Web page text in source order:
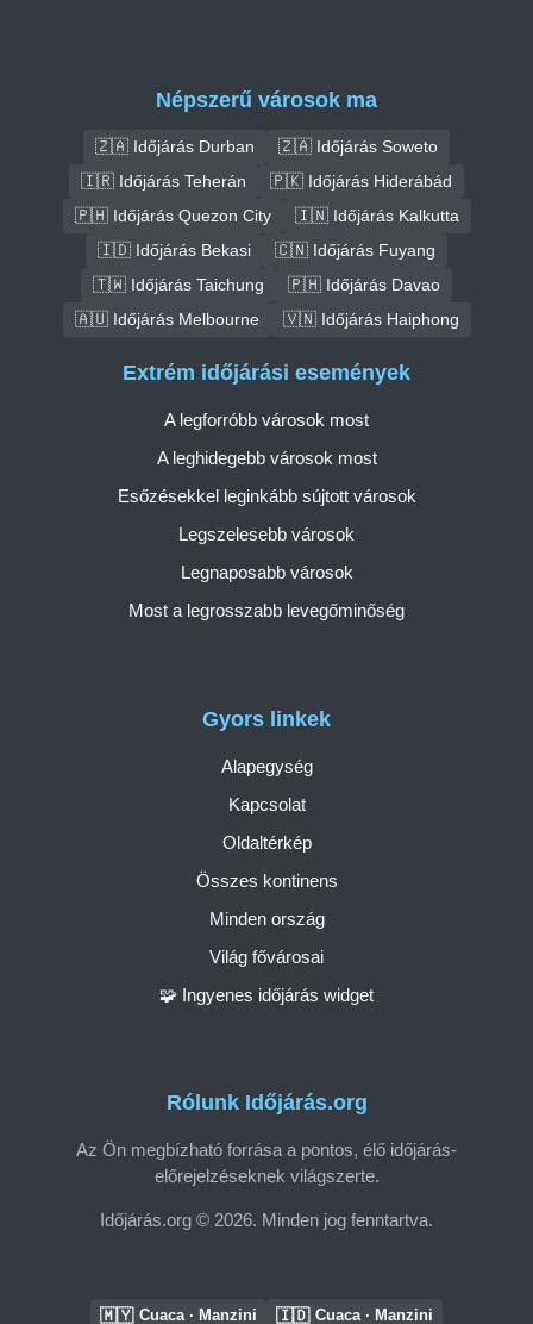
Népszerű városok ma
🇿🇦 Időjárás Durban
🇿🇦 Időjárás Soweto
🇮🇷 Időjárás Teherán
🇵🇰 Időjárás Hiderábád
🇵🇭 Időjárás Quezon City
🇮🇳 Időjárás Kalkutta
🇮🇩 Időjárás Bekasi
🇨🇳 Időjárás Fuyang
🇹🇼 Időjárás Taichung
🇵🇭 Időjárás Davao
🇦🇺 Időjárás Melbourne
🇻🇳 Időjárás Haiphong
Rólunk Időjárás.org
Az Ön megbízható forrása a pontos, élő időjárás-
előrejelzéseknek világszerte.
Időjárás.org © 2026. Minden jog fenntartva.
Gyors linkek
Alapegység
Kapcsolat
Oldaltérkép
Összes kontinens
Minden ország
Világ fővárosai
🧩 Ingyenes időjárás widget
Extrém időjárási események
A legforróbb városok most
A leghidegebb városok most
Esőzésekkel leginkább sújtott városok
Legszelesebb városok
Legnaposabb városok
Most a legrosszabb levegőminőség
🇲🇾 Cuaca · Manzini 🇮🇩 Cuaca · Manzini